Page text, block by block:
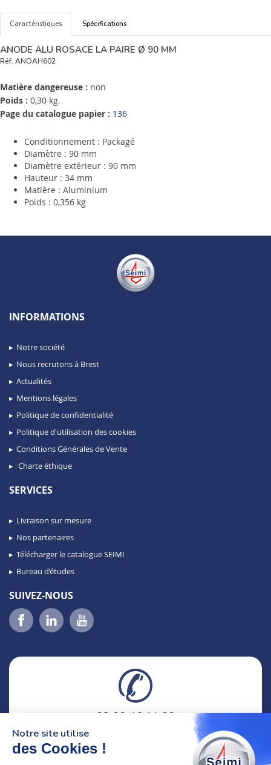
Caractéristiques Spécifications
ANODE ALU ROSACE LA PAIRE Ø 90 MM
Réf. ANOAH602
Matière dangereuse : non
Poids : 0,30 kg.
Page du catalogue papier : 136
Conditionnement : Packagé
Diamètre : 90 mm
Diamètre extérieur : 90 mm
Hauteur : 34 mm
Matière : Aluminium
Poids : 0,356 kg
INFORMATIONS
Notre société
Nous recrutons à Brest
Actualités
Mentions légales
Politique de confidentialité
Politique d'utilisation des cookies
Conditions Générales de Vente
Charte éthique
SERVICES
Livraison sur mesure
Nos partenaires
Télécharger le catalogue SEIMI
Bureau d’études
SUIVEZ-NOUS
02 98 46 11 02
8h-12h30 & 13h30-18h
Notre site utilise
des Cookies !